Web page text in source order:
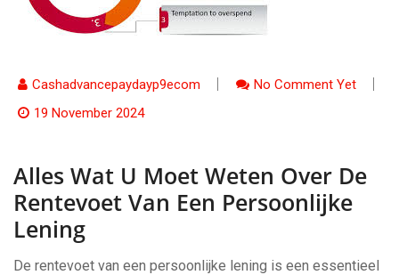
Cashadvancepaydayp9ecom
No Comment Yet
19 November 2024
Alles Wat U Moet Weten Over De
Rentevoet Van Een Persoonlijke
Lening
De rentevoet van een persoonlijke lening is een essentieel